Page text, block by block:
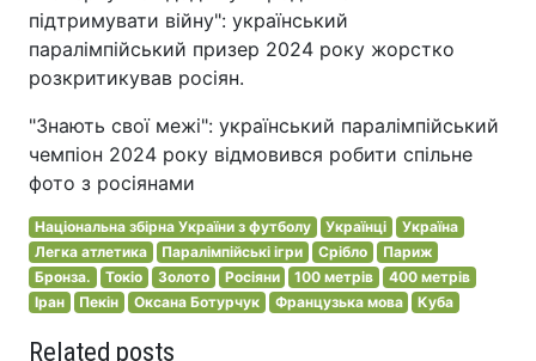
підтримувати війну": український
паралімпійський призер 2024 року жорстко
розкритикував росіян.
"Знають свої межі": український паралімпійський
чемпіон 2024 року відмовився робити спільне
фото з росіянами
Національна збірна України з футболу Українці
Україна
Легка атлетика
Паралімпійські ігри Срібло
Париж
Бронза.
Токіо Золото Росіяни 100 метрів
400 метрів
Іран
Пекін Оксана Ботурчук Французька мова Куба
Related posts